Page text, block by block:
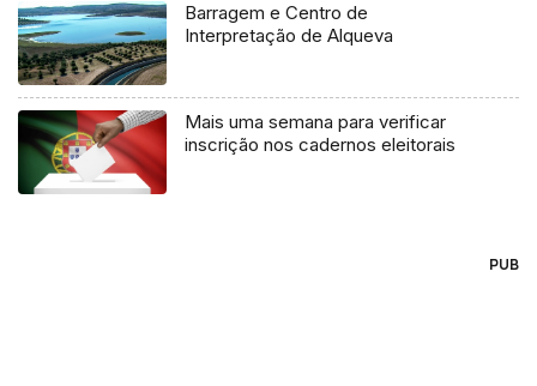
Barragem e Centro de
Interpretação de Alqueva
Mais uma semana para verificar
inscrição nos cadernos eleitorais
PUB